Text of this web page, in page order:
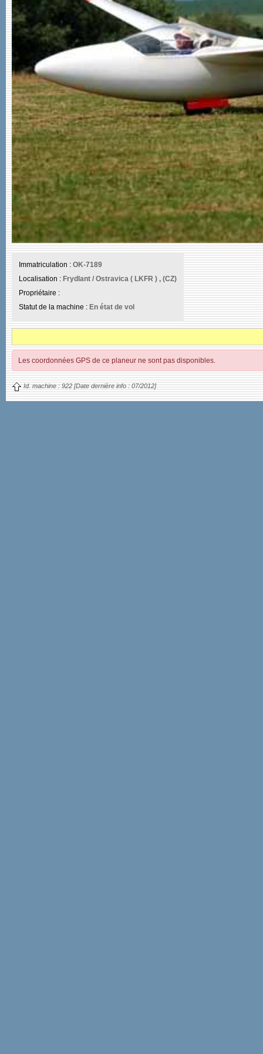
Immatriculation : OK-7189
Localisation : Frydlant / Ostravica ( LKFR ) , (CZ)
Propriétaire :
Statut de la machine : En état de vol
Les coordonnées GPS de ce planeur ne sont pas disponibles.
Id. machine : 922 [Date dernière info : 07/2012]